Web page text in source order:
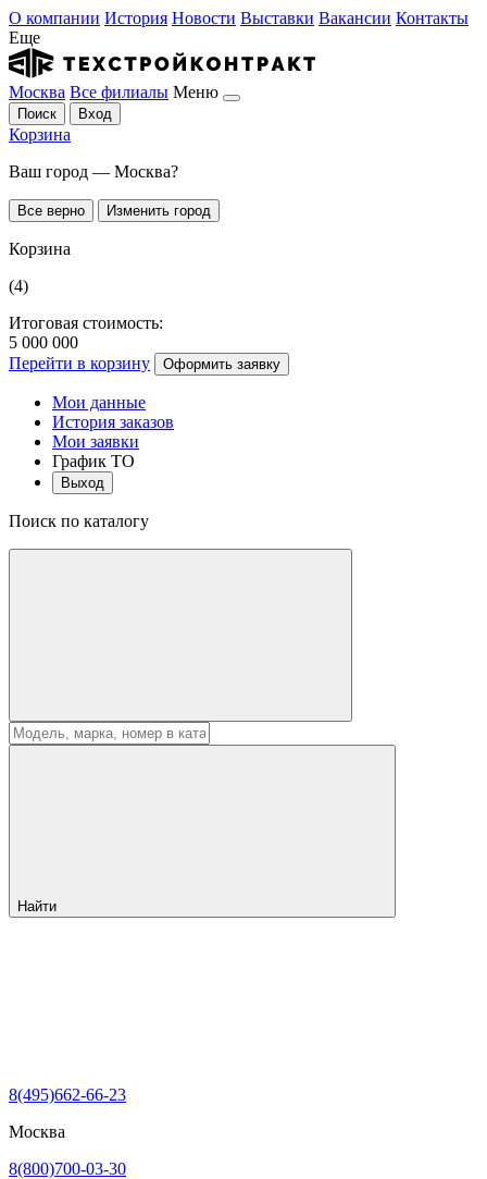
О компании История Новости Выставки Вакансии Контакты
Еще
Москва Все филиалы Меню
Поиск Вход
Корзина
Ваш город — Москва?
Все верно Изменить город
Корзина
(4)
Итоговая стоимость:
5 000 000
Перейти в корзину
Оформить заявку
Мои данные
История заказов
Мои заявки
График ТО
Выход
Поиск по каталогу
Найти
8(495)662-66-23
Москва
8(800)700-03-30